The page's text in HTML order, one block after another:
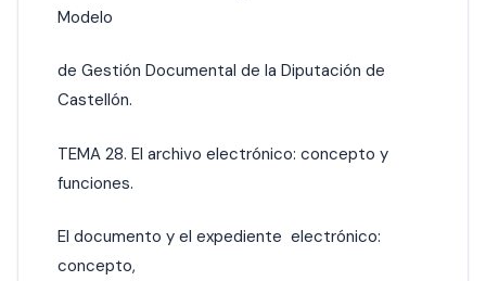
Modelo
de Gestión Documental de la Diputación de
Castellón.
TEMA 28. El archivo electrónico: concepto y
funciones.
El documento y el expediente electrónico:
concepto,